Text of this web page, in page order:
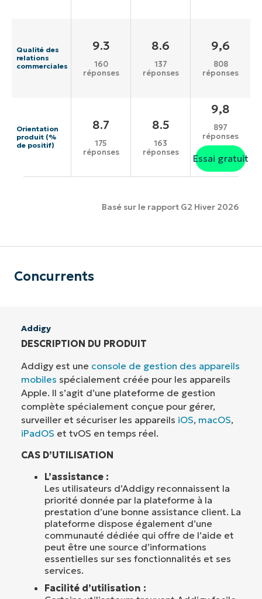
Qualité des
relations
commerciales
9.3
160
réponses
8.6
137
réponses
9,6
808
réponses
Orientation
produit (%
de positif)
8.7
175
réponses
8.5
163
réponses
9,8
897
réponses
Essai gratuit
Basé sur le rapport G2 Hiver 2026
Concurrents
Addigy
DESCRIPTION DU PRODUIT
Addigy est une console de gestion des appareils
mobiles spécialement créée pour les appareils
Apple. Il s’agit d’une plateforme de gestion
complète spécialement conçue pour gérer,
surveiller et sécuriser les appareils iOS, macOS,
iPadOS et tvOS en temps réel.
CAS D’UTILISATION
L’assistance :
Les utilisateurs d’Addigy reconnaissent la
priorité donnée par la plateforme à la
prestation d’une bonne assistance client. La
plateforme dispose également d’une
communauté dédiée qui offre de l’aide et
peut être une source d’informations
essentielles sur ses fonctionnalités et ses
services.
Facilité d’utilisation :